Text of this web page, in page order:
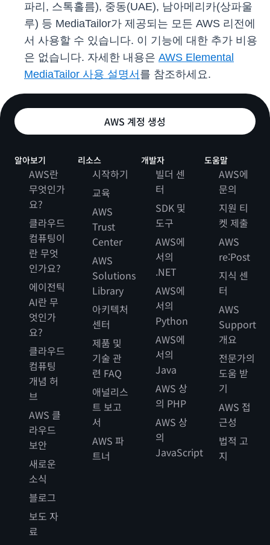
파리, 스톡홀름), 중동(UAE), 남아메리카(상파울
루) 등 MediaTailor가 제공되는 모든 AWS 리전에
서 사용할 수 있습니다. 이 기능에 대한 추가 비용
은 없습니다. 자세한 내용은 AWS Elemental
MediaTailor 사용 설명서 를 참조하세요.
AWS 계정 생성
알아보기
AWS란
무엇인가
요?
클라우드
컴퓨팅이
란 무엇
인가요?
에이전틱
AI란 무
엇인가
요?
클라우드
컴퓨팅
개념 허
브
AWS 클
라우드
보안
새로운
소식
블로그
보도 자
료
리소스
시작하기
교육
AWS
Trust
Center
AWS
Solutions
Library
아키텍처
센터
제품 및
기술 관
련 FAQ
애널리스
트 보고
서
AWS 파
트너
개발자
빌더 센
터
SDK 및
도구
AWS에
서의
.NET
AWS에
서의
Python
AWS에
서의
Java
AWS 상
의 PHP
AWS 상
의
JavaScript
도움말
AWS에
문의
지원 티
켓 제출
AWS
re:Post
지식 센
터
AWS
Support
개요
전문가의
도움 받
기
AWS 접
근성
법적 고
지